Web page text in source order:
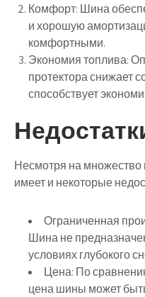
Комфорт: Шина
и хорошую
комфортными.
Экономия топлива:
протектора снижает
способствует
Несмотря на
имеет и некоторые
Ограниченная
Шина не
условиях глубокого
Цена: По
цена шины может